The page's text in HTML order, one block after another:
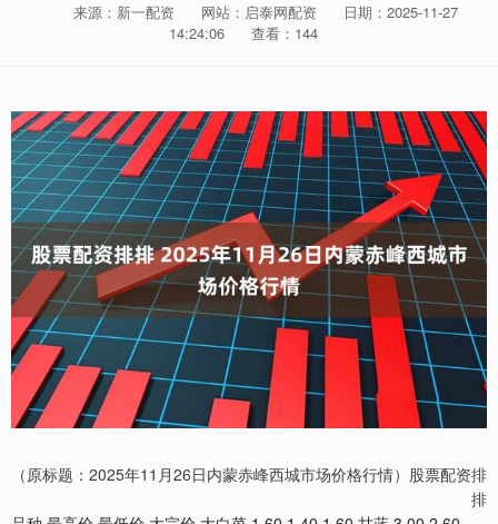
来源：新一配资 网站：启泰网配资
日期：2025-11-27
14:24:06
查看：144
（原标题：2025年11月26日内蒙赤峰西城市场价格行情）股票配资排
排